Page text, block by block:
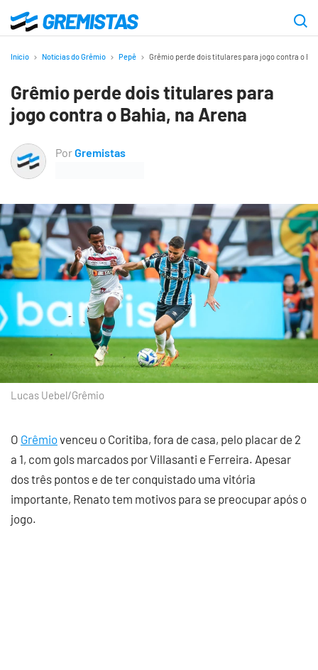
para
principal
Gremistas
Início Notícias do Grêmio Pepê Grêmio perde dois titulares para jogo contra o
Grêmio perde dois titulares para
jogo contra o Bahia, na Arena
PorGremistas
Lucas Uebel/Grêmio
O Grêmiovenceu o Coritiba, fora de casa, pelo placar de 2
a 1, com gols marcados por Villasanti e Ferreira. Apesar
dos três pontos e de ter conquistado uma vitória
importante, Renato tem motivos para se preocupar após o
jogo.